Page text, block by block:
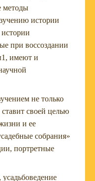
методы
истории
истории
при воссоздании
имеют и
не только
своей целью
и ее
собрания»
портретные